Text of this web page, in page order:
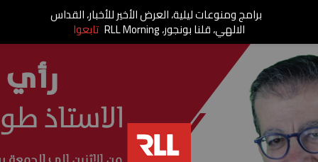
برامج ومنوعات ليلية، العرض الأخير للأخبار، القداس
الالهي، قلنا بونجور، RLL Morning تابعوا